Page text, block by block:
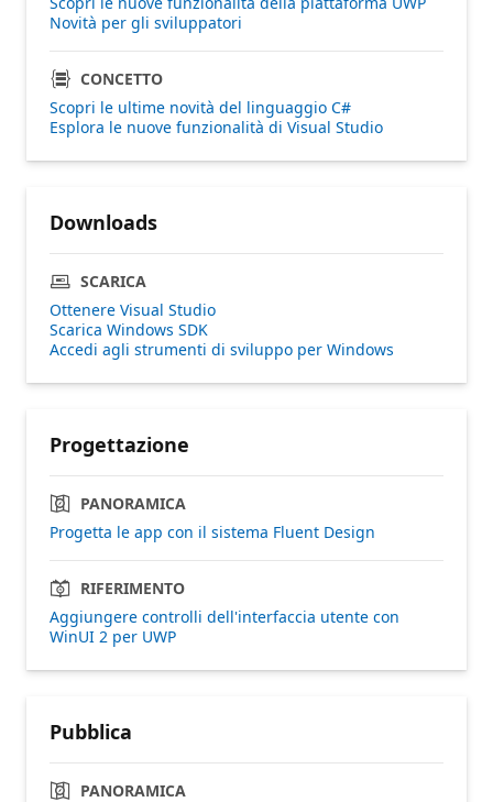
Novità per gli sviluppatori
CONCETTO
Scopri le ultime novità del linguaggio C#
Esplora le nuove funzionalità di Visual Studio
Downloads
SCARICA
Ottenere Visual Studio
Scarica Windows SDK
Accedi agli strumenti di sviluppo per Windows
Progettazione
PANORAMICA
Progetta le app con il sistema Fluent Design
RIFERIMENTO
Aggiungere controlli dell'interfaccia utente con
WinUI 2 per UWP
Pubblica
PANORAMICA